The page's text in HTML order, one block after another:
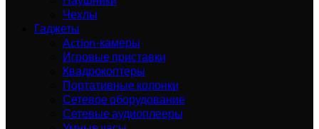
Чехлы
Гаджеты
Action-камеры
Игровые приставки
Квадрокоптеры
Портативные колонки
Сетевое оборудование
Сетевые аудиоплееры